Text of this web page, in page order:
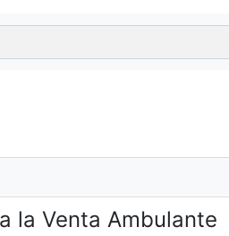
la Venta Ambulante